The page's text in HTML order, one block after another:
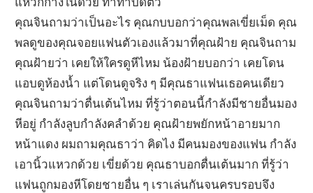
คุณจินถามว่าเป็นอะไร คุณกบบอกว่าคุณพลเขี่ยเม็ด คุณ
พลดูของคุณจอยแฟนตัวเองแล้วมาที่คุณฝ้าย คุณจินถาม
คุณฝ้ายว่า เคยให้ใครดูหีไหม น้องฝ้ายบอกว่า เคยโดน
แอบดูห้องน้ำ แต่โดนดูจริง ๆ มีคุณธาแฟนเธอคนเดียว
คุณจินถามว่าตื่นเต้นไหม ที่รู้ว่าตอนนี้กำลังมีชายอื่นมอง
หีอยู่ กำลังลูบกำลังคลำด้วย คุณฝ้ายพยักหน้าอายมาก
หน้าแดง ผมถามคุณธาว่า คิดไง มีคนมองของแฟน กำลัง
เอานิ้วแหวกด้วย เขี่ยด้วย คุณธาบอกตื่นเต้นมาก ที่รู้ว่า
แฟนถูกมองหีโดยชายอื่น ๆ เราเล่นกันจนครบรอบจึง